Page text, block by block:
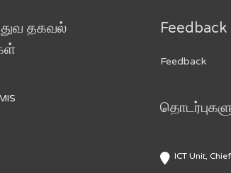
தகவல்
Feedback
Feedback
ICT Unit,